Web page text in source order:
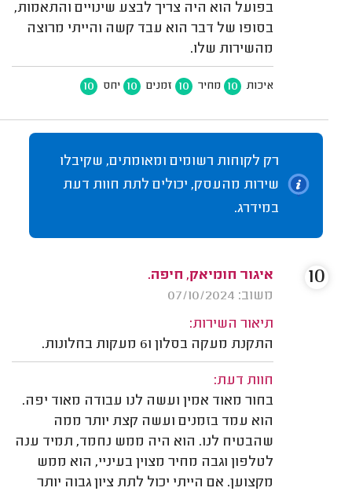
בפועל הוא היה צריך לבצע שינויים והתאמות,
בסופו של דבר הוא עבד קשה והייתי מרוצה
מהשירות שלו.
איכות 10 מחיר 10 זמנים 10 יחס 10
רק לקוחות רשומים ומאומתים, שקיבלו
שירות מהעסק, יכולים לתת חוות דעת
במידרג.
איגור חומיאק, חיפה.
משוב: 07/10/2024
תיאור השירות:
התקנת מעקה בסלון ו6 מעקות בחלונות.
חוות דעת:
בחור מאוד אמין ועשה לנו עבודה מאוד יפה.
הוא עמד בזמנים ועשה קצת יותר ממה
שהבטיח לנו. הוא היה ממש נחמד, תמיד ענה
לטלפון וגבה מחיר מצוין בעיניי, הוא ממש
מקצוען. אם הייתי יכול לתת ציון גבוה יותר
10